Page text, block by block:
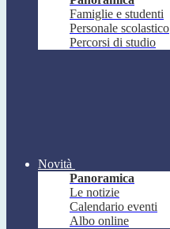
Famiglie e studenti
Personale scolastico
Percorsi di studio
Novità
Panoramica
Le notizie
Calendario eventi
Albo online